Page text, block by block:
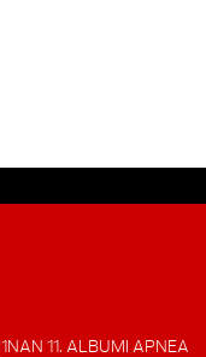
11. ALBUMI APNEA